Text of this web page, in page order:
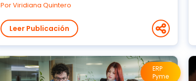
Por Viridiana Quintero
Leer Publicación
ERP
Pyme